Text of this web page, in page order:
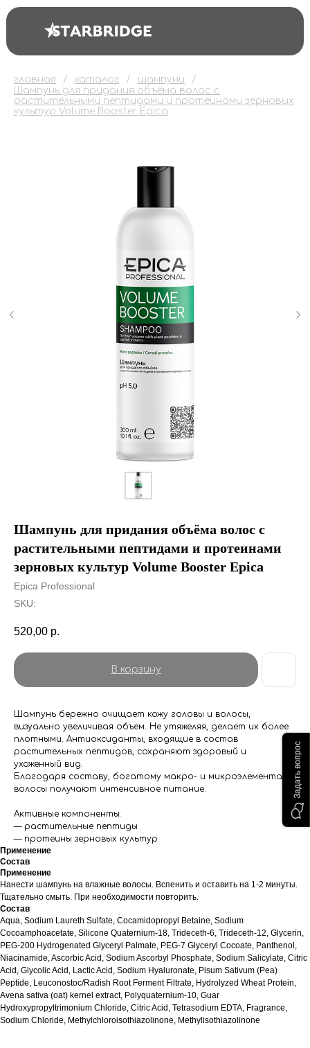
главная каталог
шампуни
Шампунь для придания объёма волос с
растительными пептидами и протеинами зерновых
культур Volume Booster Epica
Шампунь для придания объёма волос с
растительными пептидами и протеинами
зерновых культур Volume Booster Epica
Epica Professional
SKU:
520,00 р.
В корзину
Шампунь бережно очищает кожу головы и волосы,
визуально увеличивая объем. Не утяжеляя, делает их более
плотными. Антиоксиданты, входящие в состав
растительных пептидов, сохраняют здоровый и
ухоженный вид.
Благодаря составу, богатому макро- и микроэлементами,
волосы получают интенсивное питание.
Активные компоненты:
— растительные пептиды
— протеины зерновых культур
Применение
Состав
Применение
Нанести шампунь на влажные волосы. Вспенить и оставить на 1-2 минуты.
Тщательно смыть. При необходимости повторить.
Состав
Aqua, Sodium Laureth Sulfate, Cocamidopropyl Betaine, Sodium
Cocoamphoacetate, Silicone Quaternium-18, Trideceth-6, Trideceth-12, Glycerin,
PEG-200 Hydrogenated Glyceryl Palmate, PEG-7 Glyceryl Cocoate, Panthenol,
Niacinamide, Ascorbic Acid, Sodium Ascorbyl Phosphate, Sodium Salicylate, Citric
Acid, Glycolic Acid, Lactic Acid, Sodium Hyaluronate, Pisum Sativum (Pea)
Peptide, Leuconostoc/Radish Root Ferment Filtrate, Hydrolyzed Wheat Protein,
Avena sativa (oat) kernel extract, Polyquaternium-10, Guar
Hydroxypropyltrimonium Chloride, Citric Acid, Tetrasodium EDTA, Fragrance,
Sodium Chloride, Methylchloroisothiazolinone, Methylisothiazolinone
Задать вопрос